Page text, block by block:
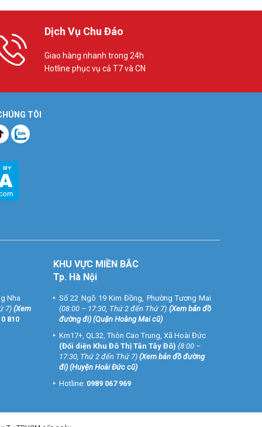
Dịch Vụ Chu Đáo
Giao hàng nhanh trong 24h
Hotline phục vụ cả T7 và CN
TÔI
Nha
7)(Xem
810
KHU VỰC MIỀN BẮC
Tp. Hà Nội
Số 22 Ngõ 19 Kim Đồng, Phường Tương Mai
(08:00 – 17:30, Thứ 2 đến Thứ 7) (Xem bản đồ
đường đi) (Quận Hoàng Mai cũ)
Km17+, QL32, Thôn Cao Trung, Xã Hoài Đức
(Đối diện Khu Đô Thị Tân Tây Đô) (8:00 –
17:30, Thứ 2 đến Thứ 7) (Xem bản đồ đường
đi) (Huyện Hoài Đức cũ)
Hotline: 0989 067 969